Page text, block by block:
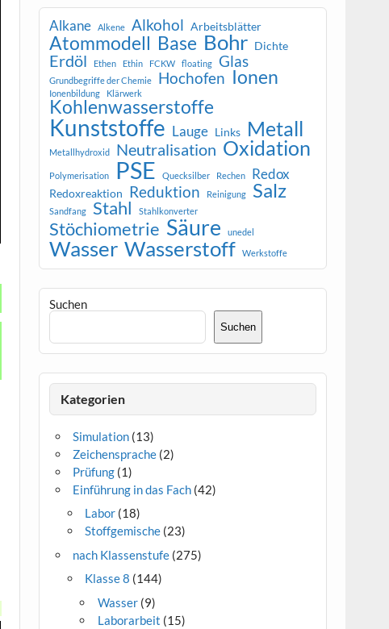
Alkane Alkene Alkohol Arbeitsblätter
Atommodell Base Bohr Dichte
Erdöl Ethen Ethin FCKW floating Glas
Grundbegriffe der Chemie Hochofen Ionen
Ionenbildung Klärwerk
Kohlenwasserstoffe
Kunststoffe Lauge Links Metall
Metallhydroxid Neutralisation Oxidation
Polymerisation PSE Quecksilber Rechen Redox
Redoxreaktion Reduktion Reinigung Salz
Sandfang Stahl Stahlkonverter
Stöchiometrie Säure unedel
Wasser Wasserstoff Werkstoffe
Suchen
Suchen
Kategorien
Simulation (13)
Zeichensprache (2)
Prüfung (1)
Einführung in das Fach (42)
Labor (18)
Stoffgemische (23)
nach Klassenstufe (275)
Klasse 8 (144)
Wasser(9)
Laborarbeit (15)